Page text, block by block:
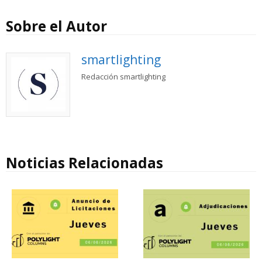
Sobre el Autor
smartlighting
Redacción smartlighting
Noticias Relacionadas